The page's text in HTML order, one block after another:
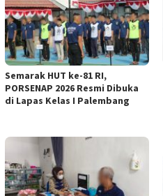
Semarak HUT ke-81 RI,
PORSENAP 2026 Resmi Dibuka
di Lapas Kelas I Palembang